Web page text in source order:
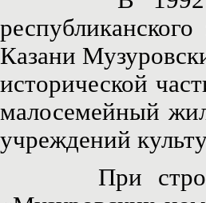
Казани
исторической
малосемейный
учреждений
При